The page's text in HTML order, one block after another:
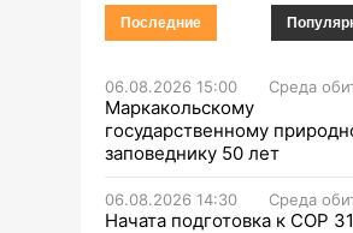
Последние
06.08.2026 15:00 Среда
Маркакольскому
государственному
заповеднику 50 лет
06.08.2026 14:30 Среда
Начата подготовка к СОР 31